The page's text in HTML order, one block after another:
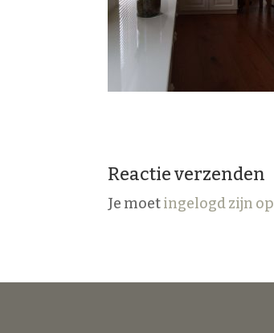
Reactie verzenden
Je moetingelogd zijn op